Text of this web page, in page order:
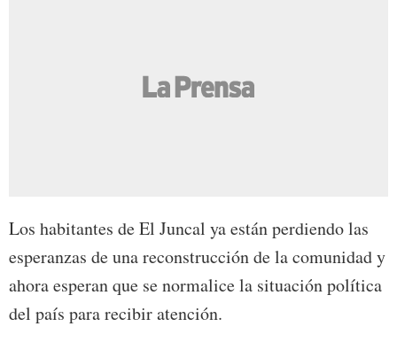
Los habitantes de El Juncal ya están perdiendo las
esperanzas de una reconstrucción de la comunidad y
ahora esperan que se normalice la situación política
del país para recibir atención.